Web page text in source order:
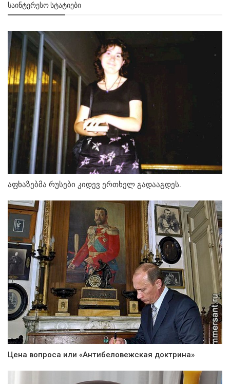
ᲡᲐᲘᲜᲢᲔᲠᲔᲡᲝ ᲡᲢᲐᲢᲘᲔᲑᲘ
აფხაზებმა რუსები კიდევ ერთხელ გადააგდეს.
Цена вопроса или «Антибеловежская доктрина»